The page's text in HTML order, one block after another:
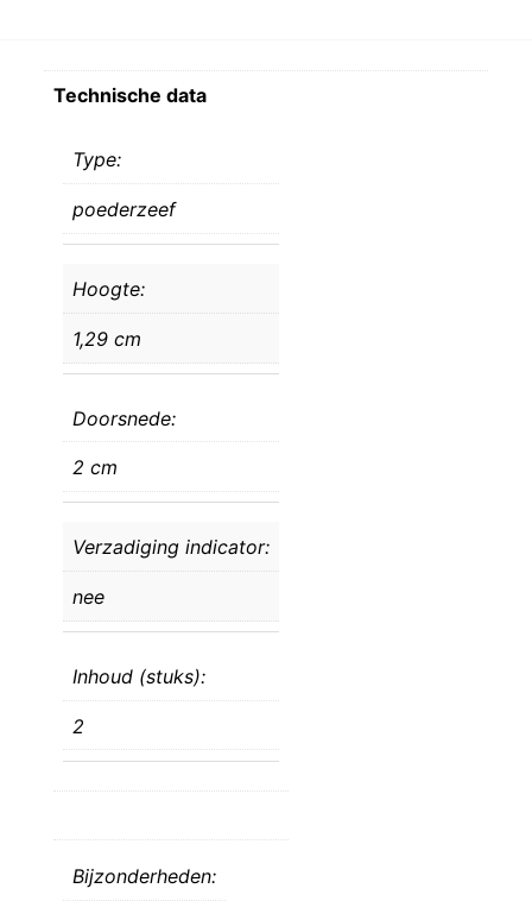
Technische data
Type:
poederzeef
Hoogte:
1,29 cm
Doorsnede:
2 cm
Verzadiging indicator:
nee
Inhoud (stuks):
2
Bijzonderheden: